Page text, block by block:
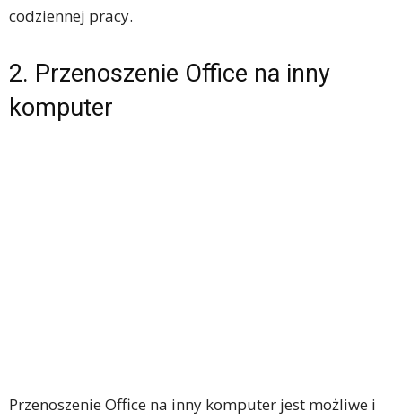
codziennej pracy.
2. Przenoszenie Office na inny
komputer
Przenoszenie Office na inny komputer jest możliwe i